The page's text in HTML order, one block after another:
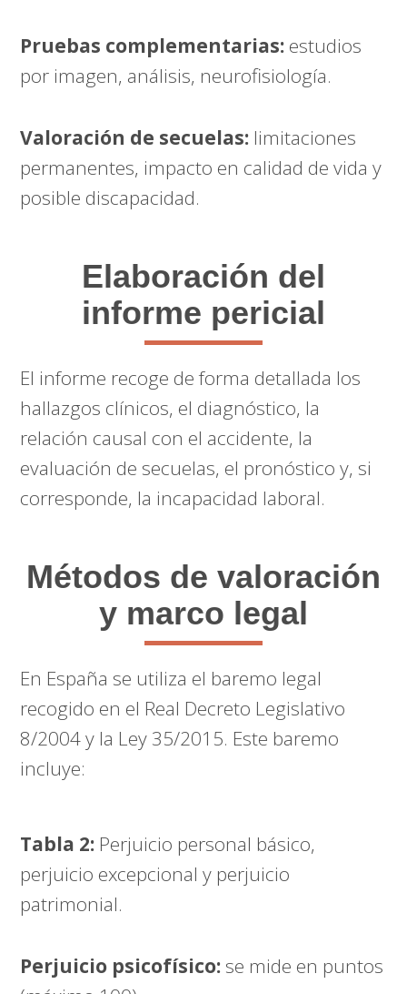
Pruebas complementarias: estudios
por imagen, análisis, neurofisiología.
Valoración de secuelas: limitaciones
permanentes, impacto en calidad de vida y
posible discapacidad.
Elaboración del
informe pericial
El informe recoge de forma detallada los
hallazgos clínicos, el diagnóstico, la
relación causal con el accidente, la
evaluación de secuelas, el pronóstico y, si
corresponde, la incapacidad laboral.
Métodos de valoración
y marco legal
En España se utiliza el baremo legal
recogido en el Real Decreto Legislativo
8/2004 y la Ley 35/2015. Este baremo
incluye:
Tabla 2: Perjuicio personal básico,
perjuicio excepcional y perjuicio
patrimonial.
Perjuicio psicofísico: se mide en puntos